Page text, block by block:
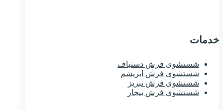
خدمات
شستشوی فرش دستباف
شستشوی فرش ابریشم
شستشوی فرش تبریز
شستشوی فرش بیجار